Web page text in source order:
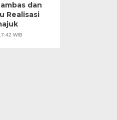
dan
Realisasi
WIB